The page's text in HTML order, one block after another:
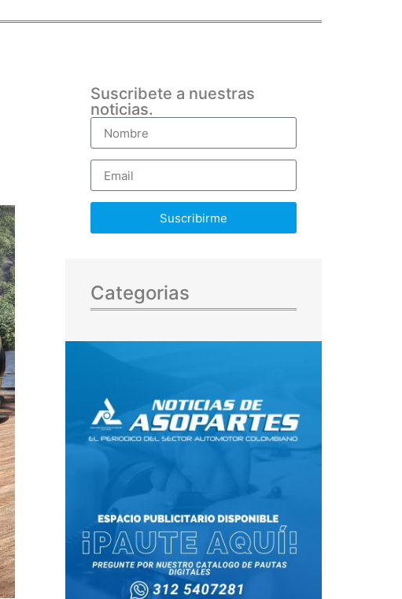
Suscribete a nuestras
noticias.
Suscribirme
Categorias